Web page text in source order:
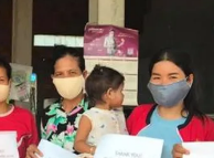
書籍・雑誌出版
チャレンジ